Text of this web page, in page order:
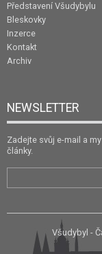
Představení Všudybylu
Bleskovky
Inzerce
Kontakt
Archiv
NEWSLETTER
Zadejte svůj e-mail a
články.
Všudybyl -